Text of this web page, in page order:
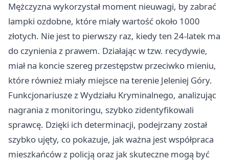
Mężczyzna wykorzystał moment nieuwagi, by zabrać
lampki ozdobne, które miały wartość około 1000
złotych. Nie jest to pierwszy raz, kiedy ten 24-latek ma
do czynienia z prawem. Działając w tzw. recydywie,
miał na koncie szereg przestępstw przeciwko mieniu,
które również miały miejsce na terenie Jeleniej Góry.
Funkcjonariusze z Wydziału Kryminalnego, analizując
nagrania z monitoringu, szybko zidentyfikowali
sprawcę. Dzięki ich determinacji, podejrzany został
szybko ujęty, co pokazuje, jak ważna jest współpraca
mieszkańców z policją oraz jak skuteczne mogą być